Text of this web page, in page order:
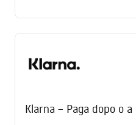
Klarna – Paga dopo o